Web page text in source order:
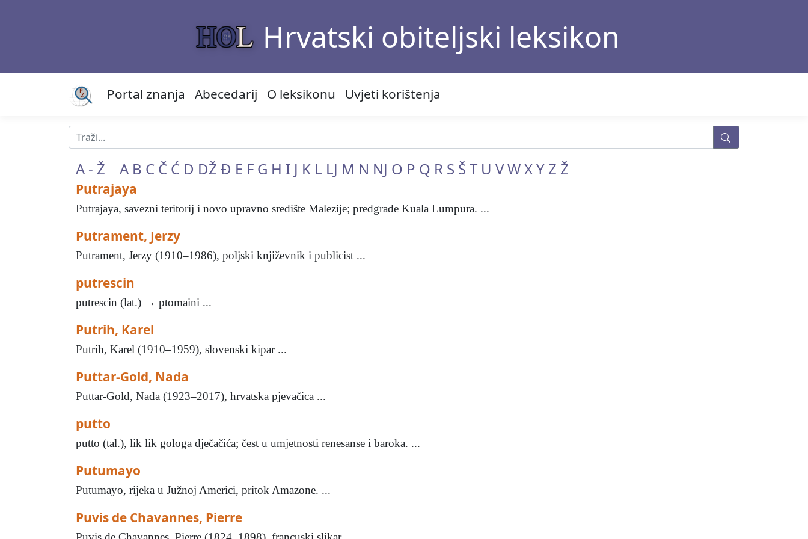
Hrvatski obiteljski leksikon
Portal znanja Abecedarij O leksikonu Uvjeti korištenja
A - Ž A B C Č Ć D DŽ Đ E F G H I J K L LJ M N NJ O P Q R S Š T U VWXY Z Ž
Putrajaya
Putrajaya, savezni teritorij i novo upravno središte Malezije; predgrađe Kuala Lumpura. ...
Putrament, Jerzy
Putrament, Jerzy (1910–1986), poljski književnik i publicist ...
putrescin
putrescin (lat.) → ptomaini ...
Putrih, Karel
Putrih, Karel (1910–1959), slovenski kipar ...
Puttar-Gold, Nada
Puttar-Gold, Nada (1923–2017), hrvatska pjevačica ...
putto
putto (tal.), lik lik gologa dječačića; čest u umjetnosti renesanse i baroka. ...
Putumayo
Putumayo, rijeka u Južnoj Americi, pritok Amazone. ...
Puvis de Chavannes, Pierre